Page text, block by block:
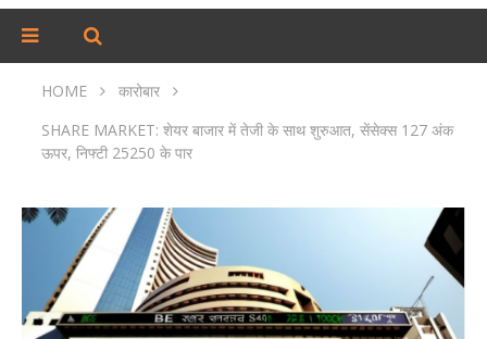
HOME
कारोबार
SHARE MARKET: शेयर बाजार में तेजी के साथ शुरुआत, सेंसेक्स 127 अंक
ऊपर, निफ्टी 25250 के पार